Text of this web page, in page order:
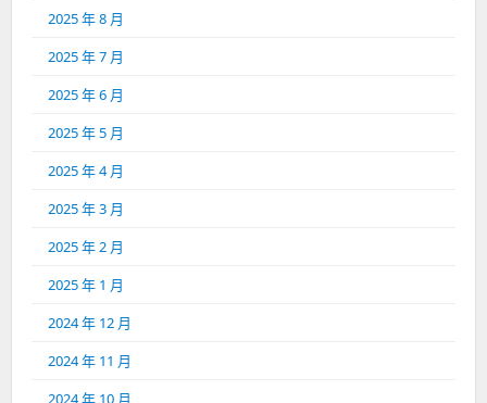
2025 年 8 月
2025 年 7 月
2025 年 6 月
2025 年 5 月
2025 年 4 月
2025 年 3 月
2025 年 2 月
2025 年 1 月
2024 年 12 月
2024 年 11 月
2024 年 10 月